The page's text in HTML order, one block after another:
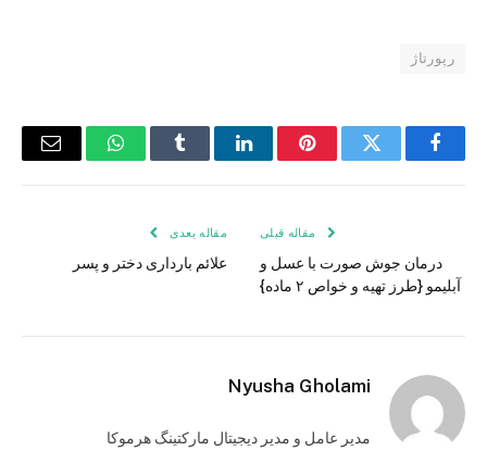
رپورتاژ
فیس
توییتر پینترستلینکدین Tumblr واتس
ایمیل
مقاله قبلی
درمان جوش صورت با عسل و
آبلیمو {طرز تهیه و خواص ۲ ماده}
مقاله بعدی
علائم بارداری دختر و پسر
Nyusha Gholami
مدیر عامل و مدیر دیجیتال مارکتینگ هرموکا